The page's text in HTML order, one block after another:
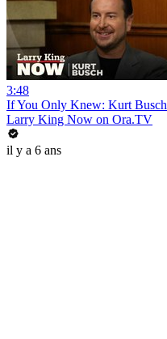
3:48
If You Only Knew: Kurt Busch
Larry King Now on Ora.TV
il y a 6 ans